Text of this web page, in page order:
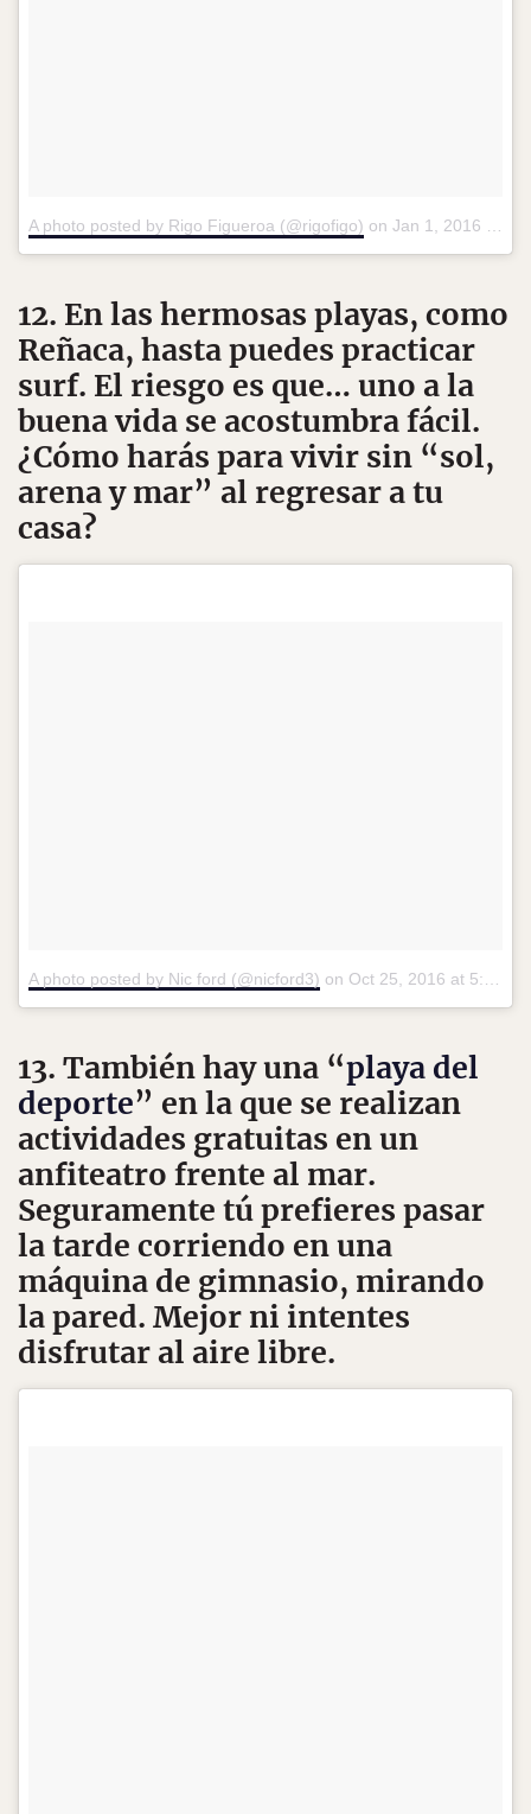
A photo posted by Rigo Figueroa (@rigofigo) on Jan 1, 2016 at 6:50am PST
12. En las hermosas playas, como
Reñaca, hasta puedes practicar
surf. El riesgo es que… uno a la
buena vida se acostumbra fácil.
¿Cómo harás para vivir sin “sol,
arena y mar” al regresar a tu
casa?
A photo posted by Nic ford (@nicford3) on Oct 25, 2016 at 5:39pm PDT
13. También hay una “playa del
deporte” en la que se realizan
actividades gratuitas en un
anfiteatro frente al mar.
Seguramente tú prefieres pasar
la tarde corriendo en una
máquina de gimnasio, mirando
la pared. Mejor ni intentes
disfrutar al aire libre.